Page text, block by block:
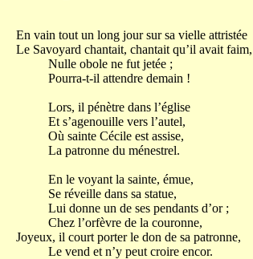
En vain tout un long jour sur sa vielle attristée
Le Savoyard chantait, chantait qu’il avait faim,
Nulle obole ne fut jetée ;
Pourra-t-il attendre demain !
Lors, il pénètre dans l’église
Et s’agenouille vers l’autel,
Où sainte Cécile est assise,
La patronne du ménestrel.
En le voyant la sainte, émue,
Se réveille dans sa statue,
Lui donne un de ses pendants d’or ;
Chez l’orfèvre de la couronne,
Joyeux, il court porter le don de sa patronne,
Le vend et n’y peut croire encor.